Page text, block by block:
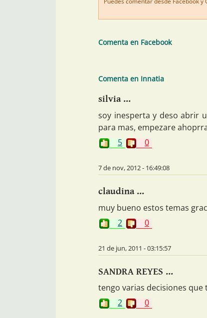
Comenta en Facebook
Comenta en Innatia
silvia ...
soy inesperta y deso abrir
para mas, empezare
5
0
7 de nov, 2012 - 16:49:08
claudina ...
muy bueno estos temas
2
0
21 de jun, 2011 - 03:15:57
SANDRA REYES ...
tengo varias decisiones
2
0